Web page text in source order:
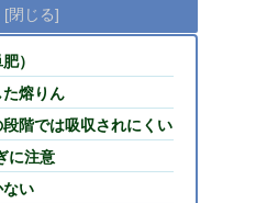
）
熔りん
階では吸収されにくい
に注意
ない